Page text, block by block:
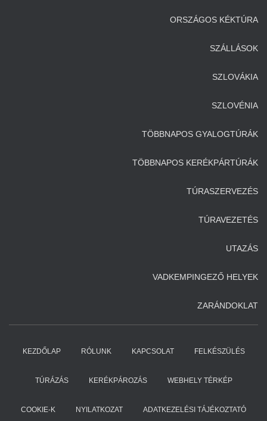
ORSZÁGOS KÉKTÚRA
SZÁLLÁSOK
SZLOVÁKIA
SZLOVÉNIA
TÖBBNAPOS GYALOGTÚRÁK
TÖBBNAPOS KERÉKPÁRTÚRÁK
TÚRASZERVEZÉS
TÚRAVEZETÉS
UTAZÁS
VADKEMPINGEZŐ HELYEK
ZARÁNDOKLAT
KEZDŐLAP RÓLUNK KAPCSOLAT FELKÉSZÜLÉS
TÚRÁZÁS KERÉKPÁROZÁS WEBHELY TÉRKÉP
COOKIE-K NYILATKOZAT ADATKEZELÉSI TÁJÉKOZTATÓ